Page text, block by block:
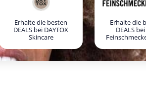
Erhalte die besten
DEALS bei DAYTOX
Skincare
Erhalte die
DEALS